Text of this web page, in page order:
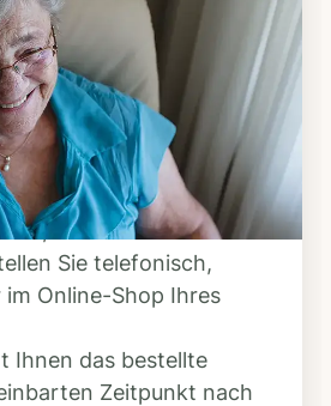
& liefern
aus dem Speiseplan
aus, was Ihnen
Sie telefonisch,
Online-Shop Ihres
Ihnen das bestellte
Zeitpunkt nach